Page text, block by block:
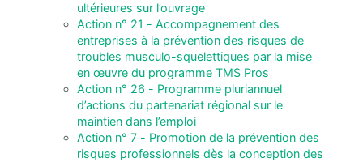
ultérieures sur l’ouvrage
Action n° 21 - Accompagnement des
entreprises à la prévention des risques de
troubles musculo-squelettiques par la mise
en œuvre du programme TMS Pros
Action n° 26 - Programme pluriannuel
d’actions du partenariat régional sur le
maintien dans l’emploi
Action n° 7 - Promotion de la prévention des
risques professionnels dès la conception des